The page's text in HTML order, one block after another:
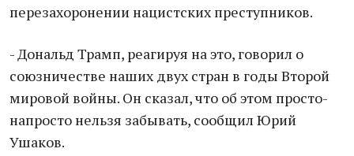
перезахоронении нацистских преступников.
- Дональд Трамп, реагируя на это, говорил о
союзничестве наших двух стран в годы Второй
мировой войны. Он сказал, что об этом просто-
напросто нельзя забывать, сообщил Юрий
Ушаков.